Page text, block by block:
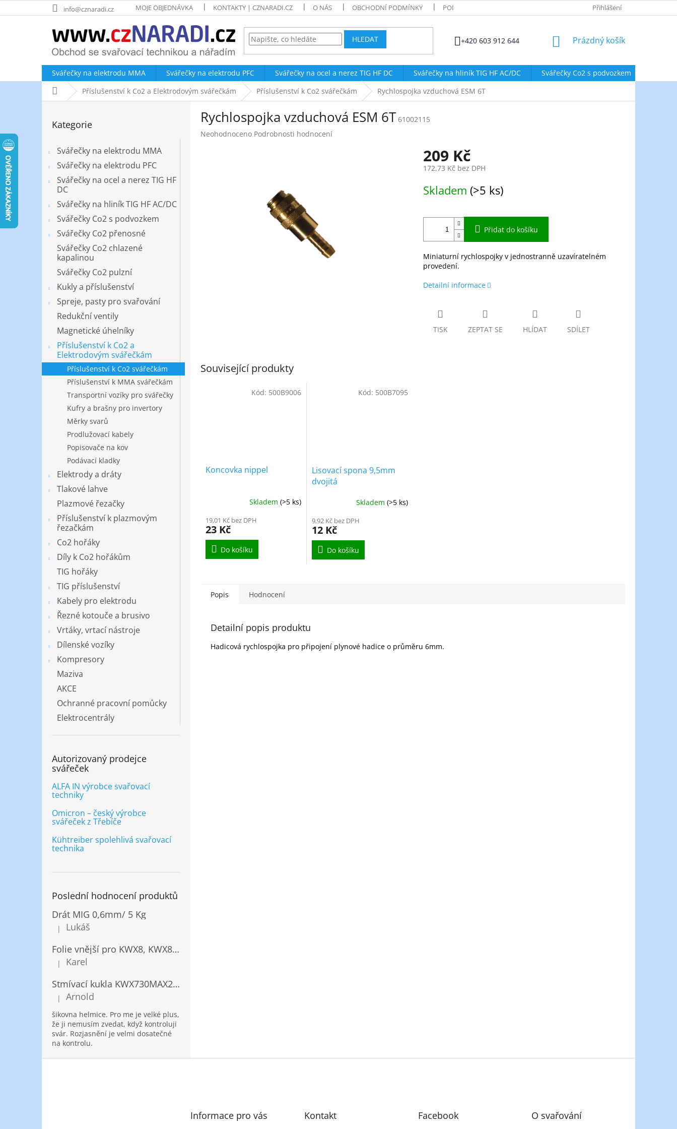
na
info@cznaradi.cz MOJE OBJEDNÁVKA KONTAKTY | CZNARADI.CZ O NÁS OBCHODNÍ PODMÍNKY PODMÍNKY OCHRANY OSOBNÍCH ÚDAJŮ ZÁSADY POUŽÍVÁNÍ
Přihlášení
HLEDAT +420 603 912 644
NÁKUPNÍ
Prázdný košík
Svářečky na elektrodu MMA Svářečky na elektrodu PFC Svářečky na ocel a nerez TIG HF DC Svářečky na hliník TIG HF AC/DC Svářečky Co2 s podvozkem
Domů Příslušenství k Co2 a Elektrodovým svářečkám Příslušenství k Co2 svářečkám Rychlospojka vzduchová ESM 6T
kategorie
Kategorie
Svářečky na elektrodu MMA
Svářečky na elektrodu PFC
Svářečky na ocel a nerez TIG HF
DC
Svářečky na hliník TIG HF AC/DC
Svářečky Co2 s podvozkem
Svářečky Co2 přenosné
Svářečky Co2 chlazené
kapalinou
Svářečky Co2 pulzní
Kukly a příslušenství
Spreje, pasty pro svařování
Redukční ventily
Magnetické úhelníky
Příslušenství k Co2 a
Elektrodovým svářečkám
Příslušenství k Co2 svářečkám
Příslušenství k MMA svářečkám
Transportní vozíky pro svářečky
Kufry a brašny pro invertory
Měrky svarů
Prodlužovací kabely
Popisovače na kov
Podávací kladky
Elektrody a dráty
Tlakové lahve
Plazmové řezačky
Příslušenství k plazmovým
řezačkám
Co2 hořáky
Díly k Co2 hořákům
TIG hořáky
TIG příslušenství
Kabely pro elektrodu
Řezné kotouče a brusivo
Vrtáky, vrtací nástroje
Dílenské vozíky
Kompresory
Maziva
AKCE
Ochranné pracovní pomůcky
Elektrocentrály
Autorizovaný prodejce
svářeček
ALFA IN výrobce svařovací
techniky
Omicron – český výrobce
svářeček z Třebíče
Kühtreiber spolehlivá svařovací
technika
Poslední hodnocení produktů
Drát MIG 0,6mm/ 5 Kg
Hodnocení produktu je 5 z 5 hvězdiček.
|
Lukáš
Folie vnější pro KWX8, KWX820/ 10ks
Hodnocení produktu je 5 z 5 hvězdiček.
|
Karel
Stmívací kukla KWX730MAX2,5!® + NANOClean
Hodnocení produktu je 5 z 5 hvězdiček.
| Arnold
šikovna helmice. Pro me je velké plus,
že ji nemusím zvedat, když kontroluji
svár. Rozjasnění je velmi dosatečné
na kontrolu.
Rychlospojka vzduchová ESM 6T 61002115
Průměrné
Neohodnoceno Podrobnosti hodnocení
209 Kč
172,73 Kč bez DPH
cena:
Skladem (>5 ks)
Přidat do košíku
Miniaturní rychlospojky v jednostranně uzavíratelném
provedení.
Detailní informace
TISK ZEPTAT SE HLÍDAT SDÍLET
Související produkty
Koncovka nippel
Skladem (>5 ks)
19,01 Kč bez DPH
23 Kč
Do košíku
Kód: 500B9006
Lisovací spona 9,5mm
dvojitá
Skladem (>5 ks)
9,92 Kč bez DPH
12 Kč
Do košíku
Kód: 500B7095
Popis Hodnocení
Detailní popis produktu
Hadicová rychlospojka pro připojení plynové hadice o průměru 6mm.
Informace pro vás Kontakt Facebook O svařování